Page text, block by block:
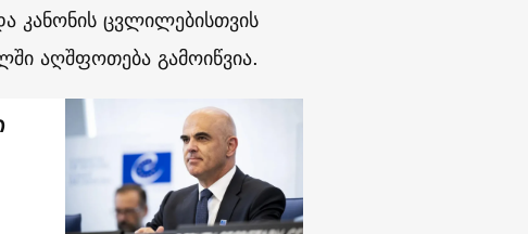
კანონის ცვლილებისთვის
აღშფოთება გამოიწვია.